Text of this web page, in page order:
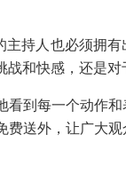
主持人也必须拥
和快感，还是对
看到每一个动作
费送外，让广大